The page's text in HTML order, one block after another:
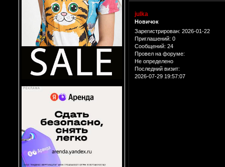
julka
Новичок
Зарегистрирован: 2026-01-22
Приглашений: 0
Сообщений: 24
Провел на форуме:
Не определено
Последний визит:
2026-07-29 19:57:07